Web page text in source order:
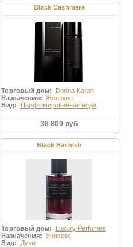
Black Cashmere
Торговый дом: Donna Karan
Назначения: Женские
Вид: Парфюмированная вода
38 800 руб
Black Hashish
Торговый дом: Luxury Perfumes
Назначения: Унисекс
Вид: Духи